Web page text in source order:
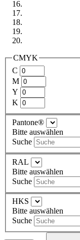
CMYK
C
M
Y
K
Pantone®
Bitte auswählen
Suche
RAL
Bitte auswählen
Suche
HKS
Bitte auswählen
Suche